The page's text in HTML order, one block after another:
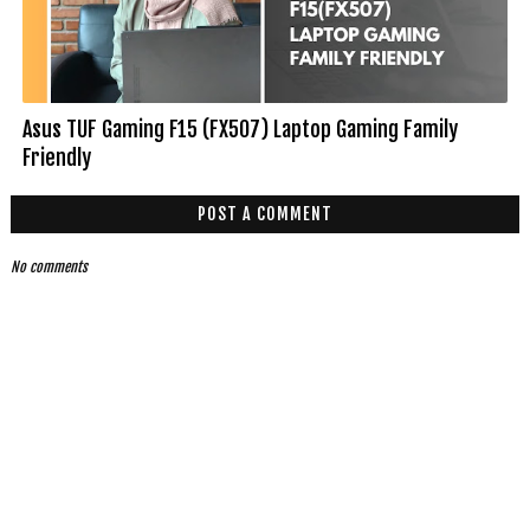
Asus TUF Gaming F15 (FX507) Laptop Gaming Family
Friendly
POST A COMMENT
No comments